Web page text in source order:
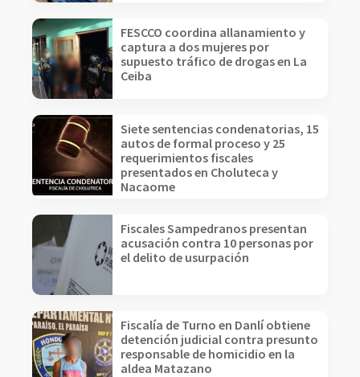
FESCCO coordina allanamiento y
captura a dos mujeres por
supuesto tráfico de drogas en La
Ceiba
Siete sentencias condenatorias, 15
autos de formal proceso y 25
requerimientos fiscales
presentados en Choluteca y
Nacaome
Fiscales Sampedranos presentan
acusación contra 10 personas por
el delito de usurpación
Fiscalía de Turno en Danlí obtiene
detención judicial contra presunto
responsable de homicidio en la
aldea Matazano